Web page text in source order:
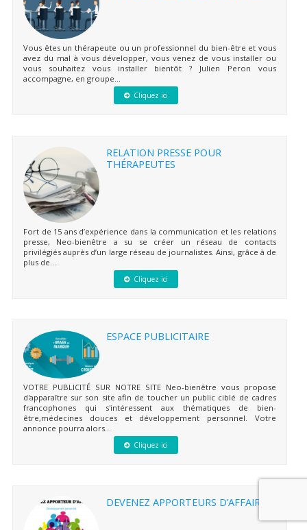
Vous êtes un thérapeute ou un professionnel du bien-être et vous
avez du mal à vous développer, vous venez de vous installer ou
vous souhaitez vous installer bientôt ? Julien Peron vous
accompagne, en groupe...
Cliquez ici
RELATION PRESSE POUR
THÉRAPEUTES
Fort de 15 ans d’expérience dans la communication et les relations
presse, Neo-bienêtre a su se créer un réseau de contacts
privilégiés auprès d’un large réseau de journalistes. Ainsi, grâce à de
plus de...
Cliquez ici
ESPACE PUBLICITAIRE
VOTRE PUBLICITÉ SUR NOTRE SITE Neo-bienêtre vous propose
d'apparaître sur son site afin de toucher un public ciblé de cadres
francophones qui s'intéressent aux thématiques de bien-
être,médecines douces et développement personnel. Votre
annonce pourra alors...
Cliquez ici
DEVENEZ APPORTEURS D’AFFAIRES